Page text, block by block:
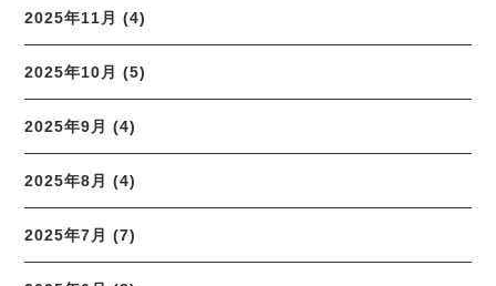
2025年11月 (4)
2025年10月 (5)
2025年9月 (4)
2025年8月 (4)
2025年7月 (7)